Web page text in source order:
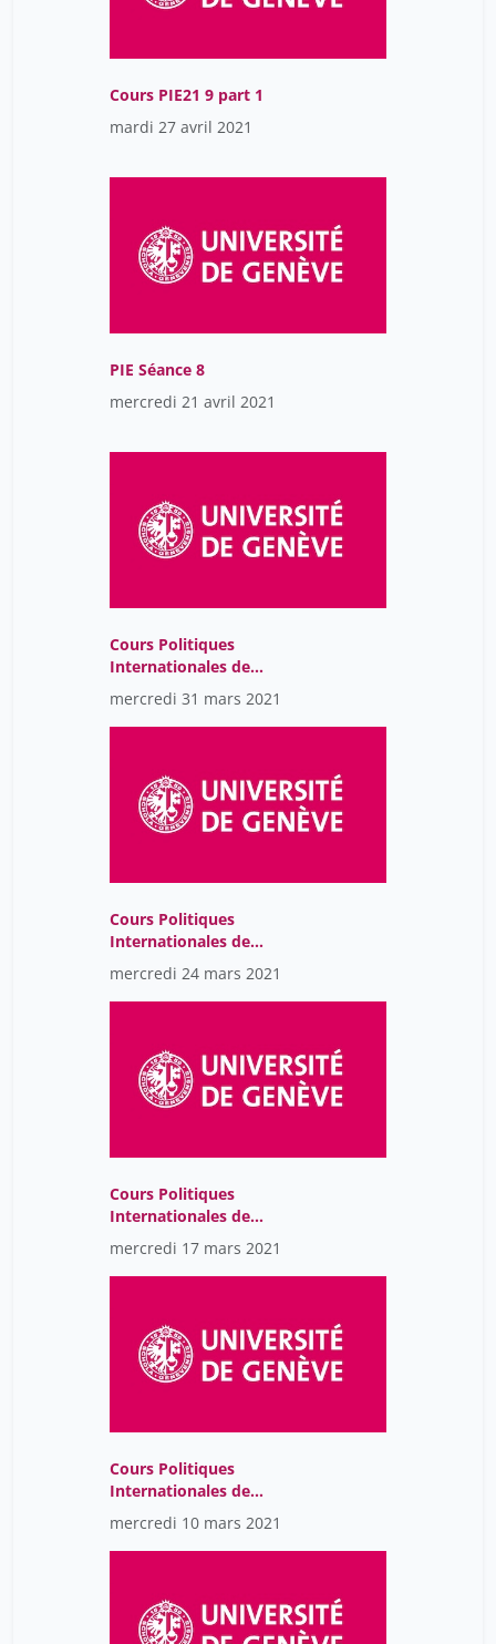
Cours PIE21 9 part 1
mardi 27 avril 2021
PIE Séance 8
mercredi 21 avril 2021
Cours Politiques
Internationales de
l'Environnement-
GMT2021-03-
30T11:58:07Z
mercredi 31 mars 2021
Cours Politiques
Internationales de
l'Environnement-
GMT2021-03-
23T13:00:36Z
mercredi 24 mars 2021
Cours Politiques
Internationales de
l'Environnement-
GMT2021-03-
16T13:01:34Z
mercredi 17 mars 2021
Cours Politiques
Internationales de
l'Environnement-
GMT2021-03-
09T12:57:09Z
mercredi 10 mars 2021